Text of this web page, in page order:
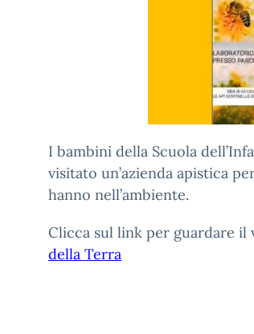
I bambini della Scuola
visitato un’azienda apistica
hanno nell’ambiente.
Clicca sul link per guardare il
della Terra